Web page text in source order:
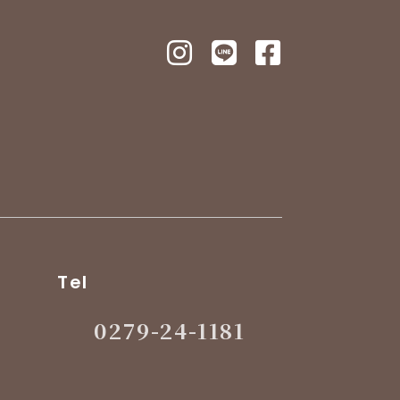
Tel
0279-24-1181